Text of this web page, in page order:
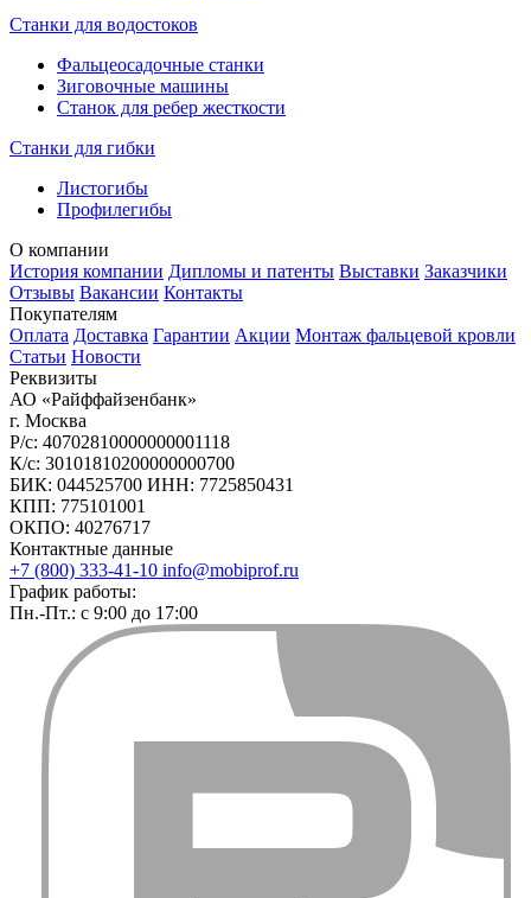
Станки для водостоков
Фальцеосадочные станки
Зиговочные машины
Станок для ребер жесткости
Станки для гибки
Листогибы
Профилегибы
О компании
История компании Дипломы и патенты Выставки Заказчики
Отзывы Вакансии Контакты
Покупателям
Оплата Доставка Гарантии Акции Монтаж фальцевой кровли
Статьи Новости
Реквизиты
АО «Райффайзенбанк»
г. Москва
Р/с: 40702810000000001118
К/с: 30101810200000000700
БИК: 044525700 ИНН: 7725850431
КПП: 775101001
ОКПО: 40276717
Контактные данные
+7 (800) 333-41-10 info@mobiprof.ru
График работы:
Пн.-Пт.: с 9:00 до 17:00